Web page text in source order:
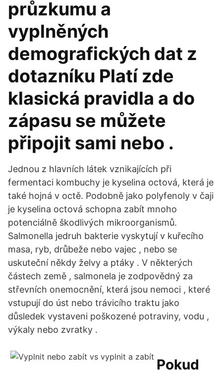
průzkumu a
vyplněných
demografických dat z
dotazníku Platí zde
klasická pravidla a do
zápasu se můžete
připojit sami nebo .
Jednou z hlavních látek vznikajících při
fermentaci kombuchy je kyselina octová, která je
také hojná v octě. Podobně jako polyfenoly v čaji
je kyselina octová schopna zabít mnoho
potenciálně škodlivých mikroorganismů.
Salmonella jedruh bakterie vyskytují v kuřecího
masa, ryb, drůbeže nebo vajec , nebo se
uskuteční někdy želvy a ptáky . V některých
částech země , salmonela je zodpovědný za
střevních onemocnění, která jsou nemoci , které
vstupují do úst nebo trávicího traktu jako
důsledek vystaveni poškozené potraviny, vodu ,
výkaly nebo zvratky .
Pokud